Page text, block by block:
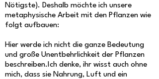
Nötigste). Deshalb möchte ich unsere
metaphysische Arbeit mit den Pflanzen wie
folgt aufbauen:
Hier werde ich nicht die ganze Bedeutung
und große Unentbehrlichkeit der Pflanzen
beschreiben.Ich denke, ihr wisst auch ohne
mich, dass sie Nahrung, Luft und ein